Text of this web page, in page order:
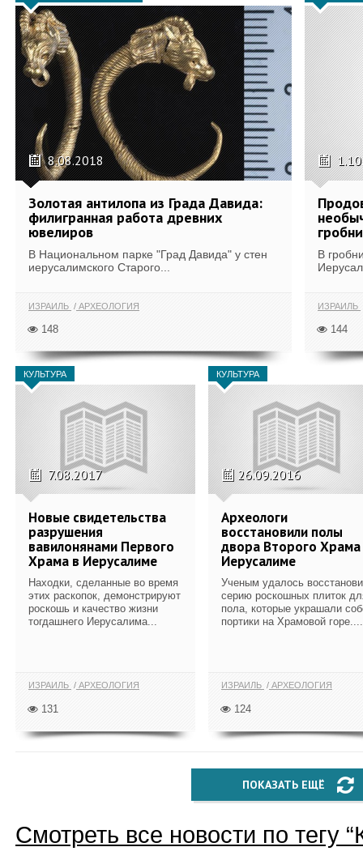
8.08.2018
Золотая антилопа из Града Давида:
филигранная работа древних
ювелиров
В Национальном парке "Град Давида" у стен
иерусалимского Старого...
ИЗРАИЛЬ АРХЕОЛОГИЯ
148
В
ИЗРАИЛЬ
144
КУЛЬТУРА
7.08.2017
Новые свидетельства
разрушения
вавилонянами Первого
Храма в Иерусалиме
Находки, сделанные во время
этих раскопок, демонстрируют
роскошь и качество жизни
тогдашнего Иерусалима...
ИЗРАИЛЬ АРХЕОЛОГИЯ
131
КУЛЬТУРА
26.09.2016
Археологи
восстановили полы
двора Второго Храма
Иерусалиме
Ученым удалось
серию роскошных плиток
пола, которые украшали
портики на Храмовой горе.​...
ИЗРАИЛЬ АРХЕОЛОГИЯ
124
ПОКАЗАТЬ ЕЩЁ
Смотреть все новости по тегу “